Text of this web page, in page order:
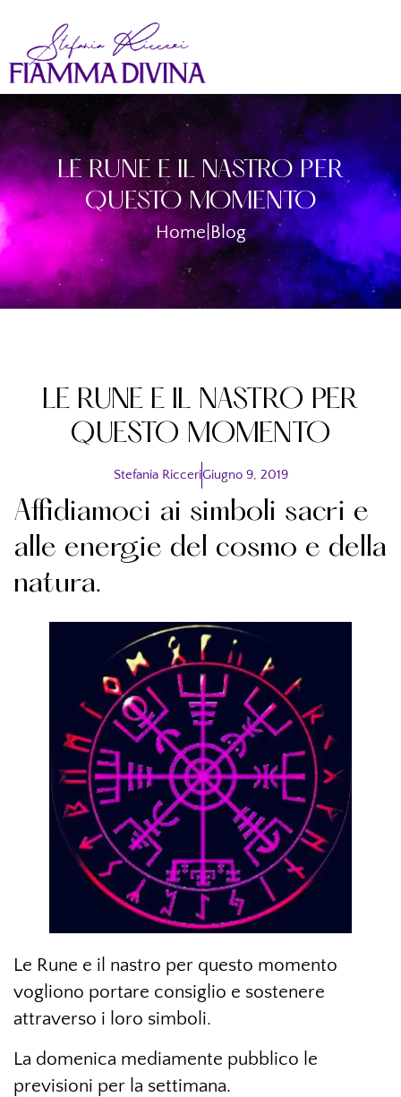
LE RUNE E IL NASTRO PER
QUESTO MOMENTO
Home|Blog
LE RUNE E IL NASTRO PER
QUESTO MOMENTO
Stefania RicceriGiugno 9, 2019
Affidiamoci ai simboli sacri e
alle energie del cosmo e della
natura.
Le Rune e il nastro per questo momento
vogliono portare consiglio e sostenere
attraverso i loro simboli.
La domenica mediamente pubblico le
previsioni per la settimana.